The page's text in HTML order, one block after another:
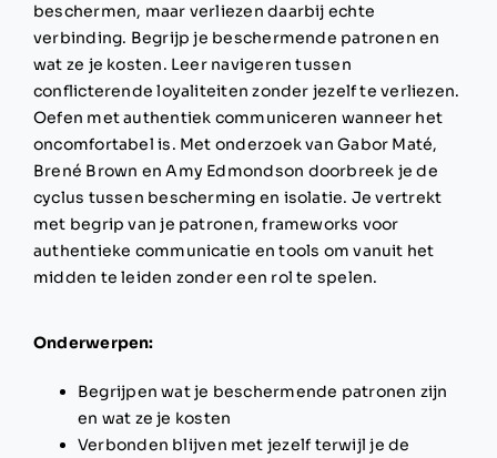
beschermen, maar verliezen daarbij echte
verbinding. Begrijp je beschermende patronen en
wat ze je kosten. Leer navigeren tussen
conflicterende loyaliteiten zonder jezelf te verliezen.
Oefen met authentiek communiceren wanneer het
oncomfortabel is. Met onderzoek van Gabor Maté,
Brené Brown en Amy Edmondson doorbreek je de
cyclus tussen bescherming en isolatie. Je vertrekt
met begrip van je patronen, frameworks voor
authentieke communicatie en tools om vanuit het
midden te leiden zonder een rol te spelen.
Onderwerpen:
Begrijpen wat je beschermende patronen zijn
en wat ze je kosten
Verbonden blijven met jezelf terwijl je de